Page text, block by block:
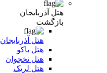
هتل آذربایجان
بازگشت
هتل آذربایجان
هتل باکو
هتل نخجوان
هتل لریک